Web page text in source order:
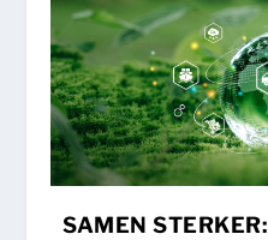
SAMEN STERKER: